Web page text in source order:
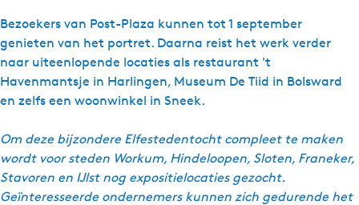
Bezoekers van Post-Plaza kunnen tot 1 september
genieten van het portret. Daarna reist het werk verder
naar uiteenlopende locaties als restaurant 't
Havenmantsje in Harlingen, Museum De Tiid in Bolsward
en zelfs een woonwinkel in Sneek.
Om deze bijzondere Elfestedentocht compleet te maken
wordt voor steden Workum, Hindeloopen, Sloten, Franeker,
Stavoren en IJlst nog expositielocaties gezocht.
Geïnteresseerde ondernemers kunnen zich gedurende het